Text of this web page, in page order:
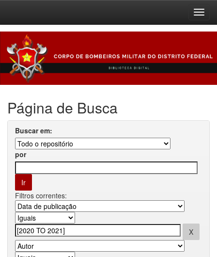
navigation
Página de Busca
Buscar em:
por
Filtros correntes: